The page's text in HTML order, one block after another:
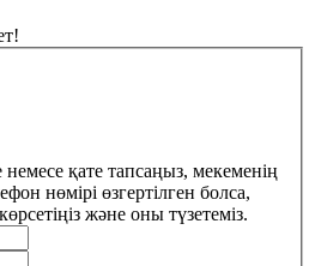
немесе қате тапсаңыз, мекеменің
нөмірі өзгертілген болса,
және оны түзетеміз.